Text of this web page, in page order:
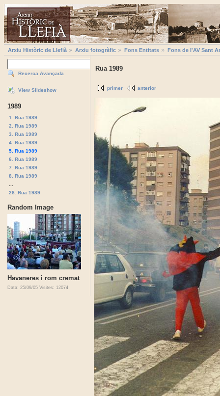
Arxiu Històric de Llefià Arxiu fotogràfic Fons Entitats Fons de l'AV Sant
Recerca Avançada
View Slideshow
1989
1. Rua 1989
2. Rua 1989
3. Rua 1989
4. Rua 1989
5. Rua 1989
6. Rua 1989
7. Rua 1989
8. Rua 1989
28. Rua 1989
Random Image
Havaneres i rom cremat
Data: 25/09/05 Visites: 12074
Rua 1989
primer anterior